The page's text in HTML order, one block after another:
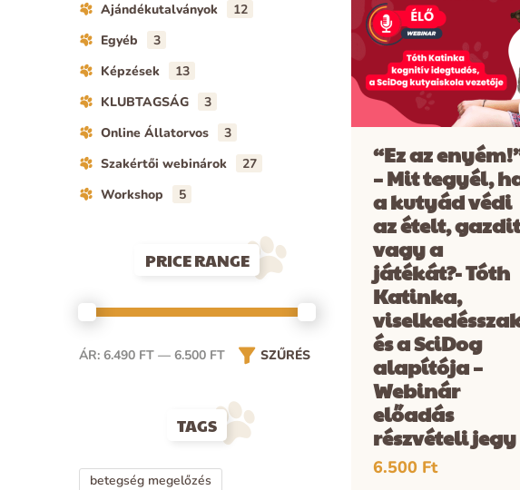
“Ez az
– Mit tegyél,
a kutyád védi
az ételt, gazdit
vagy a
játékát?- Tóth
Katinka,
és a SciDog
alapítója –
Webinár
előadás
részvételi jegy
6.500 Ft
Ajándékutalványok
12
Egyéb
3
Képzések
13
KLUBTAGSÁG
3
Online Állatorvos
3
Szakértői webinárok
27
Workshop
5
PRICE RANGE
SZŰRÉS
ÁR: 6.490 FT — 6.500 FT
TAGS
betegség megelőzés